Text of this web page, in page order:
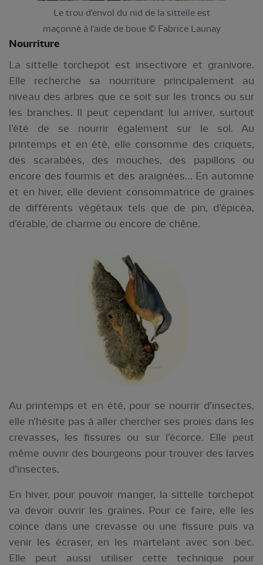
Le trou d'envol du nid de la sittelle est
maçonné à l'aide de boue © Fabrice Launay
Nourriture
La sittelle torchepot est insectivore et granivore.
Elle recherche sa nourriture principalement au
niveau des arbres que ce soit sur les troncs ou sur
les branches. Il peut cependant lui arriver, surtout
l’été de se nourrir également sur le sol. Au
printemps et en été, elle consomme des criquets,
des scarabées, des mouches, des papillons ou
encore des fourmis et des araignées… En automne
et en hiver, elle devient consommatrice de graines
de différents végétaux tels que de pin, d’épicéa,
d’érable, de charme ou encore de chêne.
Au printemps et en été, pour se nourrir d’insectes,
elle n’hésite pas à aller chercher ses proies dans les
crevasses, les fissures ou sur l’écorce. Elle peut
même ouvrir des bourgeons pour trouver des larves
d’insectes.
En hiver, pour pouvoir manger, la sittelle torchepot
va devoir ouvrir les graines. Pour ce faire, elle les
coince dans une crevasse ou une fissure puis va
venir les écraser, en les martelant avec son bec.
Elle peut aussi utiliser cette technique pour